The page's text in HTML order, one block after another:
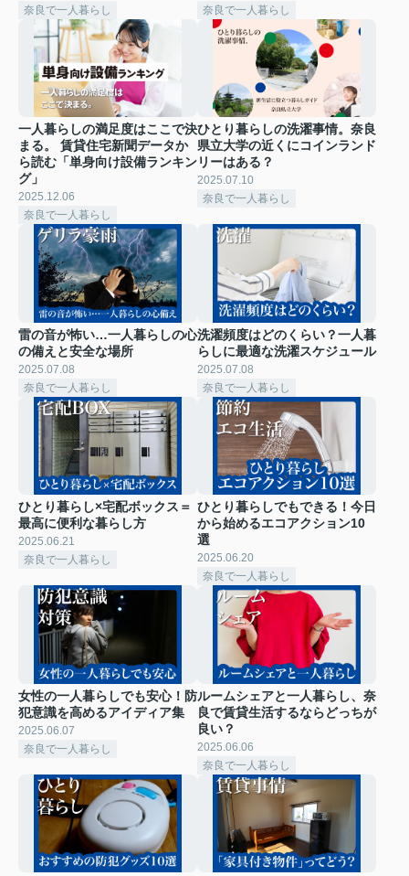
奈良で一人暮らし
奈良で一人暮らし
一人暮らしの満足度はここで決
まる。 賃貸住宅新聞データか
ら読む「単身向け設備ランキン
グ」
2025.12.06
奈良で一人暮らし
ひとり暮らしの洗濯事情。奈良
県立大学の近くにコインランド
リーはある？
2025.07.10
奈良で一人暮らし
雷の音が怖い…一人暮らしの心
の備えと安全な場所
2025.07.08
奈良で一人暮らし
洗濯頻度はどのくらい？一人暮
らしに最適な洗濯スケジュール
2025.07.08
奈良で一人暮らし
ひとり暮らし×宅配ボックス＝
最高に便利な暮らし方
2025.06.21
奈良で一人暮らし
ひとり暮らしでもできる！今日
から始めるエコアクション10
選
2025.06.20
奈良で一人暮らし
女性の一人暮らしでも安心！防
犯意識を高めるアイディア集
2025.06.07
奈良で一人暮らし
ルームシェアと一人暮らし、奈
良で賃貸生活するならどっちが
良い？
2025.06.06
奈良で一人暮らし